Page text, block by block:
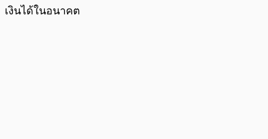
เงินได้ในอนาคต